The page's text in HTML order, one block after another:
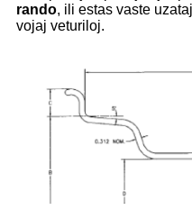
rando, ili estas vaste
vojaj veturiloj.